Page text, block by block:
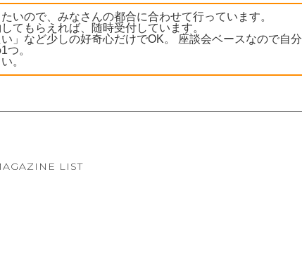
いので、みなさんの都合に合わせて行っています。
てもらえれば、随時受付しています。
」など少しの好奇心だけでOK。 座談会ベースなので自分
つ。
。
LIST